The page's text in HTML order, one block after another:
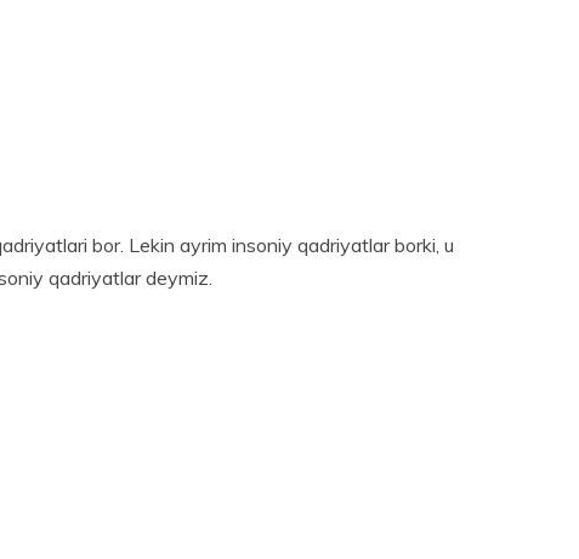
bor. Lekin ayrim insoniy qadriyatlar borki, u
qadriyatlar deymiz.